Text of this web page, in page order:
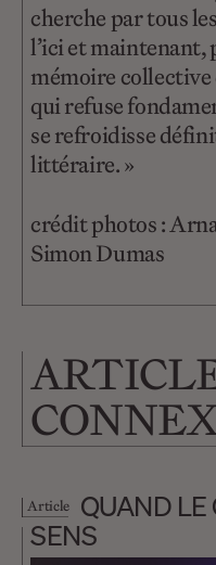
cherche par tous
l’ici et
mémoire collective
qui refuse
se refroidisse
littéraire. »
crédit photos :
Simon Dumas
Article
QUAND LE
SENS